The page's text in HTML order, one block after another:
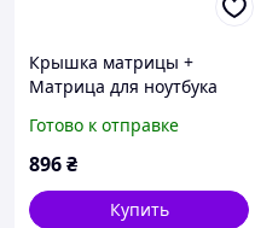
Крышка матрицы +
Матрица для ноутбука
(Early 2011 - Mid 2012) б/у
Оригинал
Готово к отправке
896₴
Купить